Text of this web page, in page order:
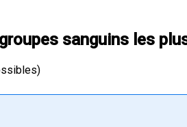
sanguins les